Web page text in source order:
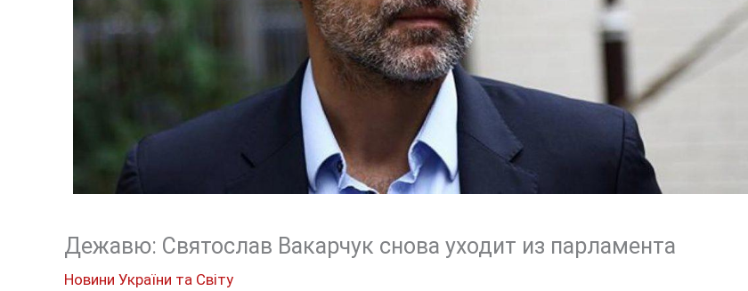
Дежавю: Святослав Вакарчук снова уходит из парламента
Новини України та Світу